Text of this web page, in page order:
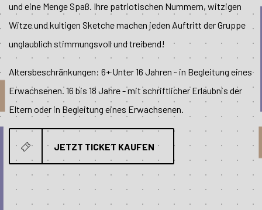
und eine Menge Spaß. Ihre patriotischen Nummern, witzigen
Witze und kultigen Sketche machen jeden Auftritt der Gruppe
unglaublich stimmungsvoll und treibend!
Altersbeschränkungen: 6+ Unter 16 Jahren - in Begleitung eines
Erwachsenen. 16 bis 18 Jahre - mit schriftlicher Erlaubnis der
Eltern oder in Begleitung eines Erwachsenen.
JETZT TICKET KAUFEN